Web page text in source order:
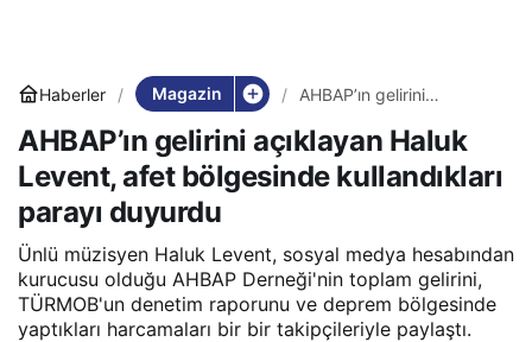
Haberler Magazin
AHBAP’ın gelirini
afet bölgesinde
kullandıkları parayı
duyurdu
AHBAP’ın gelirini açıklayan Haluk
Levent, afet bölgesinde kullandıkları
parayı duyurdu
Ünlü müzisyen Haluk Levent, sosyal medya hesabından
kurucusu olduğu AHBAP Derneği'nin toplam gelirini,
TÜRMOB'un denetim raporunu ve deprem bölgesinde
yaptıkları harcamaları bir bir takipçileriyle paylaştı.